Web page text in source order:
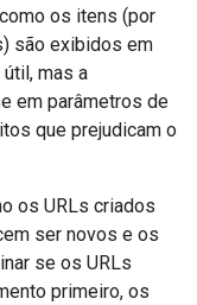
os itens (por
são exibidos em
mas a
em parâmetros de
que prejudicam o
os URLs criados
ser novos e os
se os URLs
primeiro, os